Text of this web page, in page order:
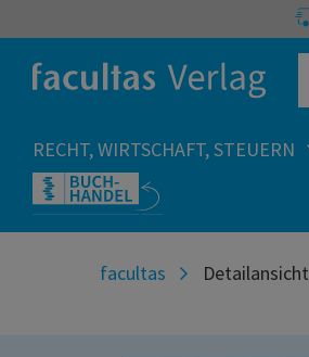
RECHT, WIRTSCHAFT, STEUERN
facultas Detailansicht